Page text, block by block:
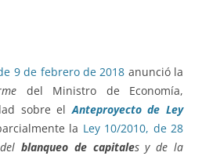
9 de febrero de 2018 anunció la
del Ministro de Economía,
sobre elAnteproyecto de Ley
la Ley 10/2010, de 28
delblanqueo de capitales y de la